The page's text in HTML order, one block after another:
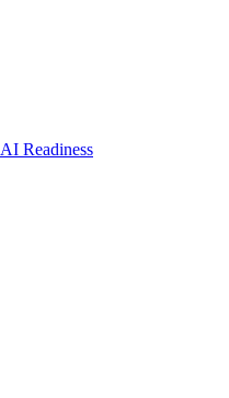
AI Readiness